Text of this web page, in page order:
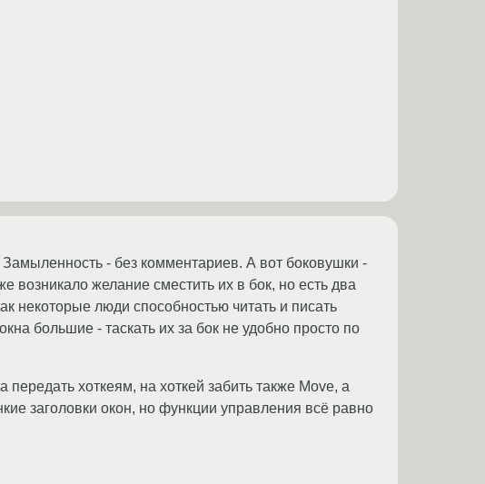
- без комментариев. А вот боковушки -
возникало желание сместить их в бок, но есть два
некоторые люди способностью читать и писать
большие - таскать их за бок не удобно просто по
передать хоткеям, на хоткей забить также Move, а
заголовки окон, но функции управления всё равно